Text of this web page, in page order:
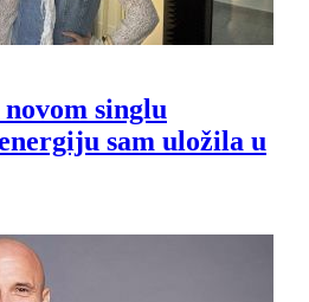
singlu
sam uložila u